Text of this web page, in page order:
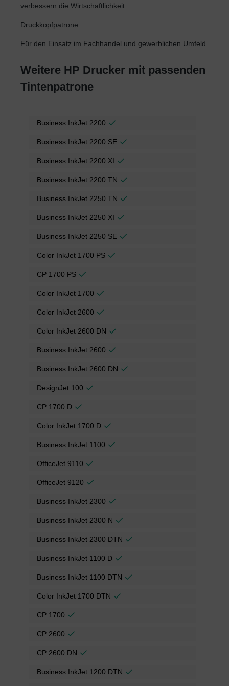
verbessern die Wirtschaftlichkeit.
Druckkopfpatrone.
Für den Einsatz im Fachhandel und gewerblichen Umfeld.
Weitere HP Drucker mit passenden
Tintenpatrone
Business InkJet 2200
Business InkJet 2200 SE
Business InkJet 2200 XI
Business InkJet 2200 TN
Business InkJet 2250 TN
Business InkJet 2250 XI
Business InkJet 2250 SE
Color InkJet 1700 PS
CP 1700 PS
Color InkJet 1700
Color InkJet 2600
Color InkJet 2600 DN
Business InkJet 2600
Business InkJet 2600 DN
DesignJet 100
CP 1700 D
Color InkJet 1700 D
Business InkJet 1100
OfficeJet 9110
OfficeJet 9120
Business InkJet 2300
Business InkJet 2300 N
Business InkJet 2300 DTN
Business InkJet 1100 D
Business InkJet 1100 DTN
Color InkJet 1700 DTN
CP 1700
CP 2600
CP 2600 DN
Business InkJet 1200 DTN